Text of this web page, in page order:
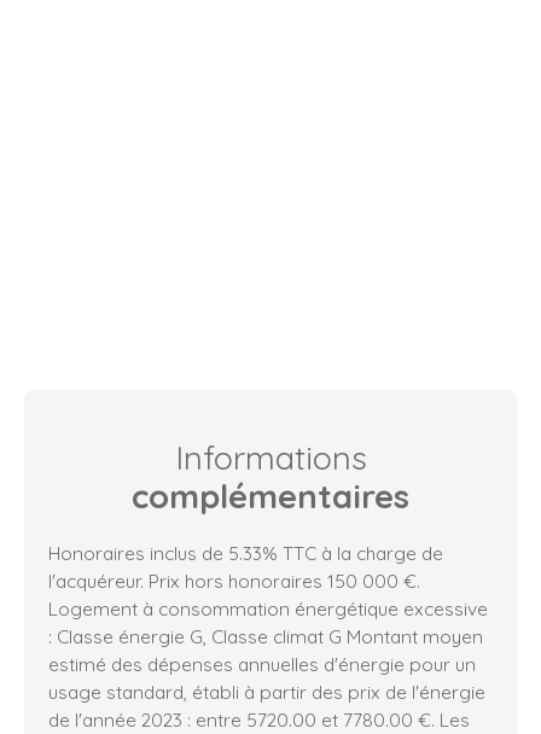
Informations
complémentaires
Honoraires inclus de 5.33% TTC à la charge de
l'acquéreur. Prix hors honoraires 150 000 €.
Logement à consommation énergétique excessive
: Classe énergie G, Classe climat G Montant moyen
estimé des dépenses annuelles d'énergie pour un
usage standard, établi à partir des prix de l'énergie
de l'année 2023 : entre 5720.00 et 7780.00 €. Les